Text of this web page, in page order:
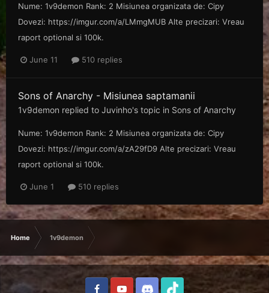
Nume: 1v9demon Rank: 2 Misiunea organizata de: Cipy
Dovezi: https://imgur.com/a/LMmgMUB Alte precizari: Vreau
raport optional si 100k.
June 11 510 replies
Sons of Anarchy - Misiunea saptamanii
1v9demon replied to Juvinho's topic in Sons of Anarchy
Nume: 1v9demon Rank: 2 Misiunea organizata de: Cipy
Dovezi: https://imgur.com/a/zA29fD9 Alte precizari: Vreau
raport optional si 100k.
June 1 510 replies
Home 1v9demon